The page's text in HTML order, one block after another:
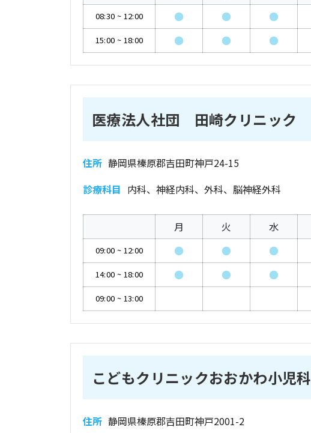
08:30 ~ 12:00 ● ● ●
15:00 ~ 18:00 ● ● ●
医療法人社団 田崎クリニック
住所 静岡県榛原郡吉田町神戸24-15
診療科目 内科、神経内科、外科、脳神経外科
月 火 水
09:00 ~ 12:00 ● ● ●
14:00 ~ 18:00 ● ● ●
09:00 ~ 13:00
こどもクリニックおおかわ小児科
住所 静岡県榛原郡吉田町神戸2001-2